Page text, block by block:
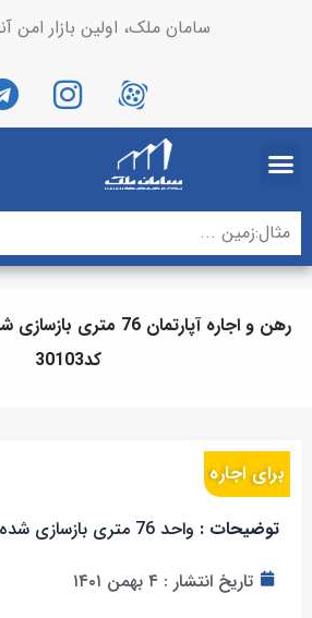
سامان ملک، اولین بازار امن
رهن و اجاره آپارتمان 76
کد30103
برای اجاره
توضیحات : واحد 76 متری بازسازی شده طبقه سوم
تاریخ انتشار : ۴ بهمن ۱۴۰۱